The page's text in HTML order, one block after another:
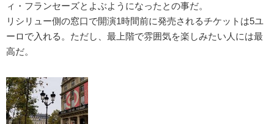
ィ・フランセーズとよぶようになったとの事だ。
リシリュー側の窓口で開演1時間前に発売されるチケットは5ユ
ーロで入れる。ただし、最上階で雰囲気を楽しみたい人には最
高だ。